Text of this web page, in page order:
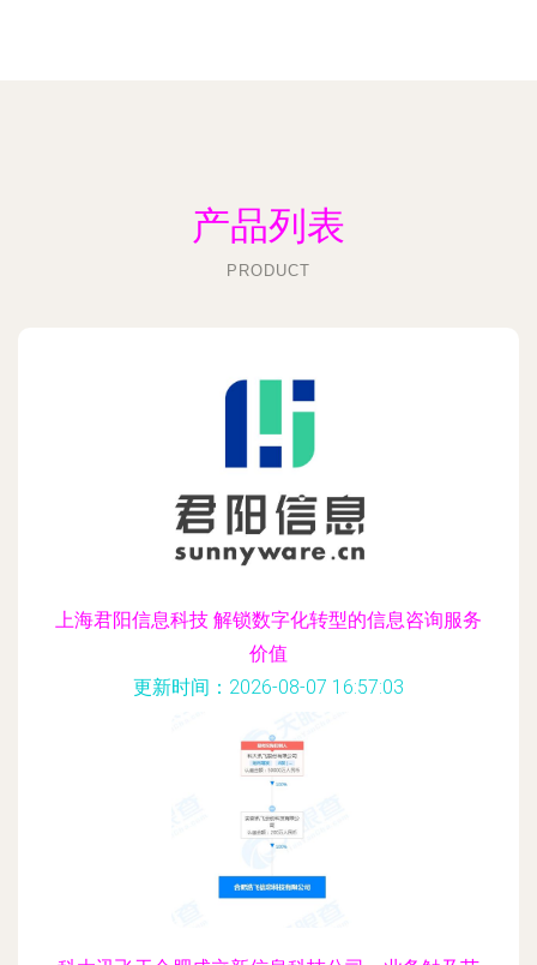
产品列表
PRODUCT
上海君阳信息科技 解锁数字化转型的信息咨询服务
价值
更新时间：2026-08-07 16:57:03